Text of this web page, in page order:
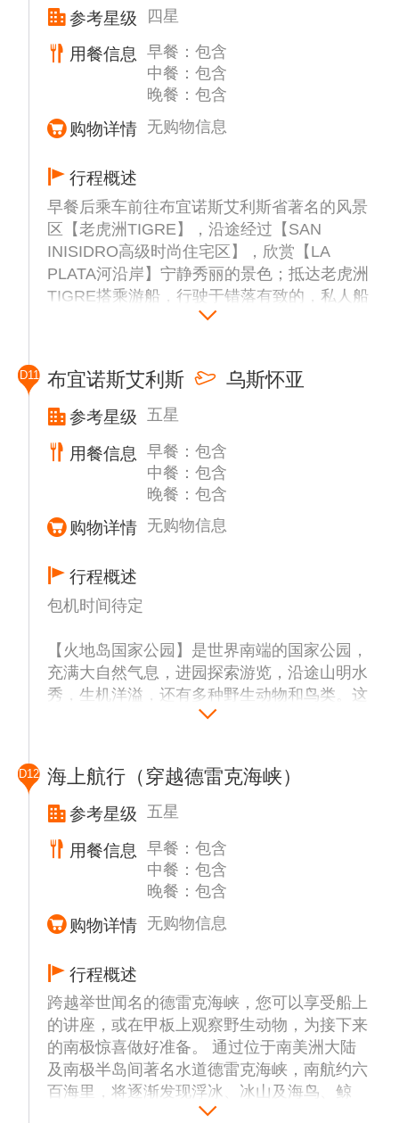
备注：乌拉圭入境要求美国签证超过1年以上
有效期，如不满足该条件则安排阿根廷【高乔
农庄一日游】。
这座庄园位于布宜诺斯艾利斯郊外，是一个提
供地道阿根廷乡村体验的理想去处。您可以在
这里可以深入了解阿根廷的传统文化，特别是
高乔(阿根廷牛仔)的生活与精神风貌。庄园的
最大亮点之一是传统的阿根廷烧烤(阿萨多)，
您可以品尝到鲜美的烤肉、香肠以及其他地道
的阿根廷特色菜肴，体验正宗的美食文化。
除了美食，庄园还提供精彩的【民俗舞蹈表
演】（约1小时），包括著名的查卡雷拉舞，
这些舞蹈展现了阿根廷丰富的音乐和舞蹈传
统，充满激情与节奏感。游客还可以欣赏到高
精湛技艺和阿根廷传统的工作方式，令人叹为
观止。
之后晚上安排观看【探戈秀表演（含当地特色
参考星级 四星
用餐信息
早餐：包含
中餐：包含
晚餐：包含
购物详情 无购物信息
行程概述
早餐后乘车前往布宜诺斯艾利斯省著名的风景
区【老虎洲TIGRE】，沿途经过【SAN
INISIDRO高级时尚住宅区】，欣赏【LA
PLATA河沿岸】宁静秀丽的景色；抵达老虎洲
TIGRE搭乘游船，行驶于错落有致的，私人船
坞林立的度假别墅之间，领略素有“南美威尼
利斯市区用餐
下午游览【金属花雕塑】，【PALERMO富人
区】，【玫瑰园】，【RECOLETA贵族区及
贵族公墓】，【贝隆夫人墓及纪念碑】。
D11 布宜诺斯艾利斯 乌斯怀亚
参考星级 五星
用餐信息
早餐：包含
中餐：包含
晚餐：包含
购物详情 无购物信息
行程概述
包机时间待定
【火地岛国家公园】是世界南端的国家公园，
充满大自然气息，进园探索游览，沿途山明水
秀，生机洋溢，还有多种野生动物和鸟类。这
里雨水充足，秋天时候山坡落叶一片火红。雪
车前往国家公园。火车站内现在已经改建成了
博物馆，挂着许多历史照片，展柜里还展出一
些实物和资料。
温馨提示：最终登船时间需以船方当天最终确
D12 海上航行（穿越德雷克海峡）
参考星级 五星
用餐信息
早餐：包含
中餐：包含
晚餐：包含
购物详情 无购物信息
行程概述
跨越举世闻名的德雷克海峡，您可以享受船上
的讲座，或在甲板上观察野生动物，为接下来
的南极惊喜做好准备。 通过位于南美洲大陆
及南极半岛间著名水道德雷克海峡，南航约六
百海里，将逐渐发现浮冰、冰山及海鸟、鲸
鱼。在穿越大海前往南极的旅程中，船上将举